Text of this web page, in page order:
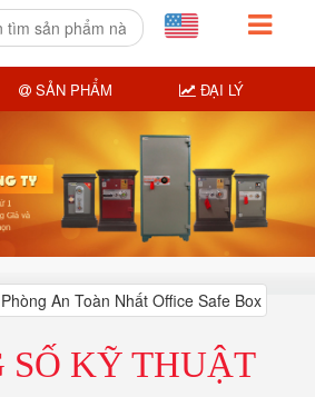
SỐ KỸ THUẬT
SẢN PHẨM ĐẠI LÝ